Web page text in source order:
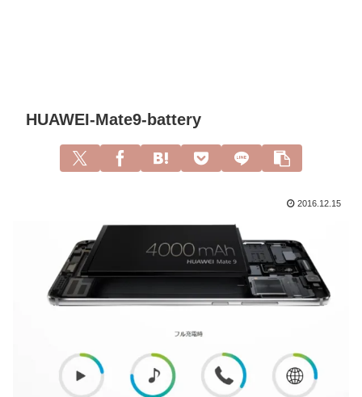
HUAWEI-Mate9-battery
2016.12.15